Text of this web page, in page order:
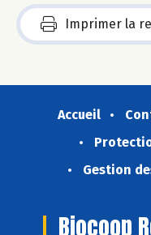
Imprimer la
Accueil
Gestion
Biocoop